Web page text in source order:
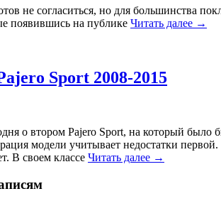
не согласиться, но для большинства
появившись на публике Читать далее →
Sport 2008-2015
о втором Pajero Sport, на который
модели учитывает недостатки
В своем классе Читать далее →